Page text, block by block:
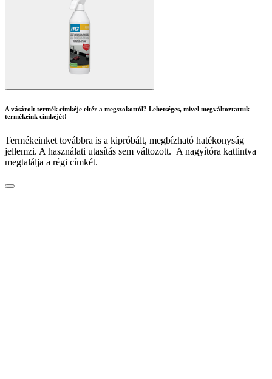
A vásárolt termék címkéje eltér a megszokottól? Lehetséges, mivel megváltoztattuk
termékeink címkéjét!
Termékeinket továbbra is a kipróbált, megbízható hatékonyság
jellemzi. A használati utasítás sem változott. A nagyítóra kattintva
megtalálja a régi címkét.